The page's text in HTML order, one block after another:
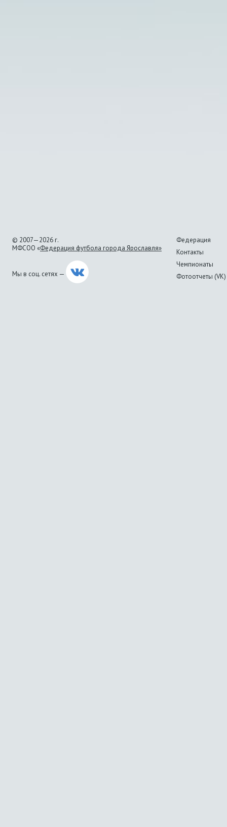
© 2007—2026 г.
МФСОО «Федерация футбола города Ярославля»
Мы в соц. сетях —
Федерация
Контакты
Чемпионаты
Фотоотчеты (VK)